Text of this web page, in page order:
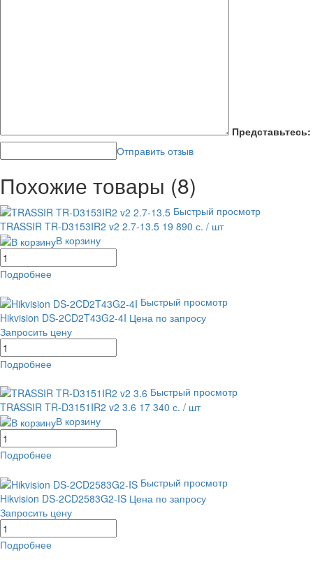
Представьтесь:
Отправить отзыв
Похожие товары (8)
Быстрый просмотр
TRASSIR TR-D3153IR2 v2 2.7-13.5 19 890 с. / шт
В корзину
Подробнее
Быстрый просмотр
Hikvision DS-2CD2T43G2-4I Цена по запросу
Запросить цену
Подробнее
Быстрый просмотр
TRASSIR TR-D3151IR2 v2 3.6 17 340 с. / шт
В корзину
Подробнее
Быстрый просмотр
Hikvision DS-2CD2583G2-IS Цена по запросу
Запросить цену
Подробнее